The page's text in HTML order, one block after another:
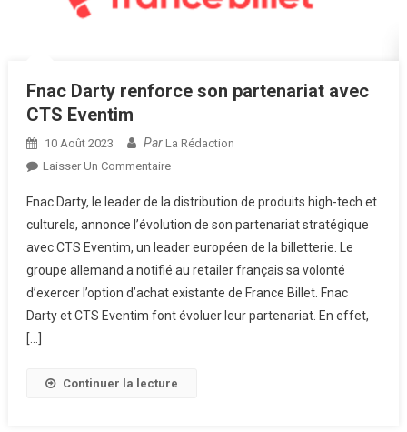
Fnac Darty renforce son partenariat avec
CTS Eventim
10 Août 2023 Par La Rédaction
Laisser Un CommentaireSur
Darty
Renforce
Son
Partenariat
Avec
CTS
Fnac Darty, le leader de la distribution de produits high-tech et
culturels, annonce l’évolution de son partenariat stratégique
avec CTS Eventim, un leader européen de la billetterie. Le
groupe allemand a notifié au retailer français sa volonté
d’exercer l’option d’achat existante de France Billet. Fnac
Darty et CTS Eventim font évoluer leur partenariat. En effet,
[…]
Continuer la lecture